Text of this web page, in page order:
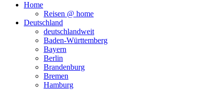
Home
Reisen @ home
Deutschland
deutschlandweit
Baden-Württemberg
Bayern
Berlin
Brandenburg
Bremen
Hamburg